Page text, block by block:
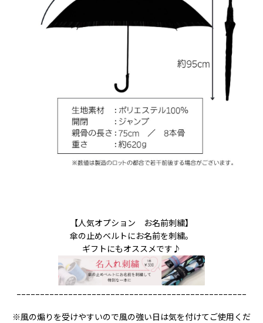
【人気オプション お名前刺繍】
傘の止めベルトにお名前を刺繍。
ギフトにもオススメです♪
※風の煽りを受けやすいので風の強い日は気を付けてご使用くだ